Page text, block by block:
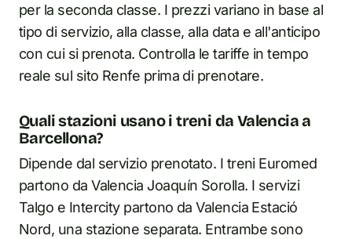
per la seconda classe. I prezzi variano in base al
tipo di servizio, alla classe, alla data e all'anticipo
con cui si prenota. Controlla le tariffe in tempo
reale sul sito Renfe prima di prenotare.
Quali stazioni usano i treni da Valencia a
Barcellona?
Dipende dal servizio prenotato. I treni Euromed
partono da Valencia Joaquín Sorolla. I servizi
Talgo e Intercity partono da Valencia Estació
Nord, una stazione separata. Entrambe sono